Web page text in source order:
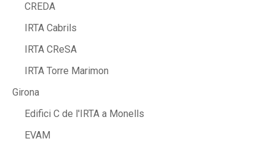
CREDA
IRTA Cabrils
IRTA CReSA
IRTA Torre Marimon
Girona
Edifici C de l'IRTA a Monells
EVAM